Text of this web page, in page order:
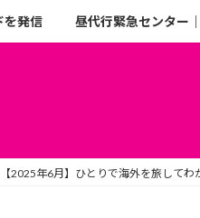
を発信 昼代行緊急センター
【2025年6月】ひとりで海外を旅して